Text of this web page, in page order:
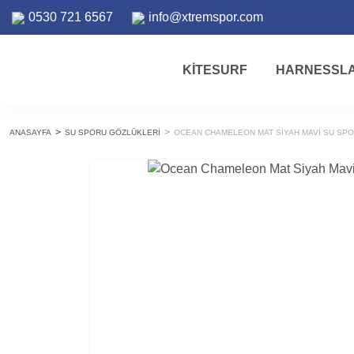
0530 721 6567 info@xtremspor.com
KITESURF
ANASAYFA SU SPORU GÖZLÜKLERI OCEAN CHAMELEON MAT SIYAH MAVI SU